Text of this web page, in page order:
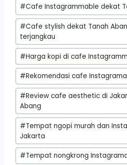
#Cafe Instagrammable dekat
#Cafe stylish dekat Tanah
terjangkau
#Harga kopi di cafe
#Rekomendasi cafe
#Review cafe aesthetic di
Abang
#Tempat ngopi murah dan
Jakarta
#Tempat nongkrong